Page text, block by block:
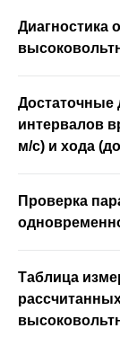
Диагностика
Достаточные
интервалов
м/с) и хода
Проверка
Таблица